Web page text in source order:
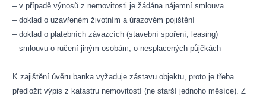
– v případě výnosů z nemovitosti je žádána nájemní smlouva
– doklad o uzavřeném životním a úrazovém pojištění
– doklad o platebních závazcích (stavební spoření, leasing)
– smlouvu o ručení jiným osobám, o nesplacených půjčkách
K zajištění úvěru banka vyžaduje zástavu objektu, proto je třeba
předložit výpis z katastru nemovitostí (ne starší jednoho měsíce). Z